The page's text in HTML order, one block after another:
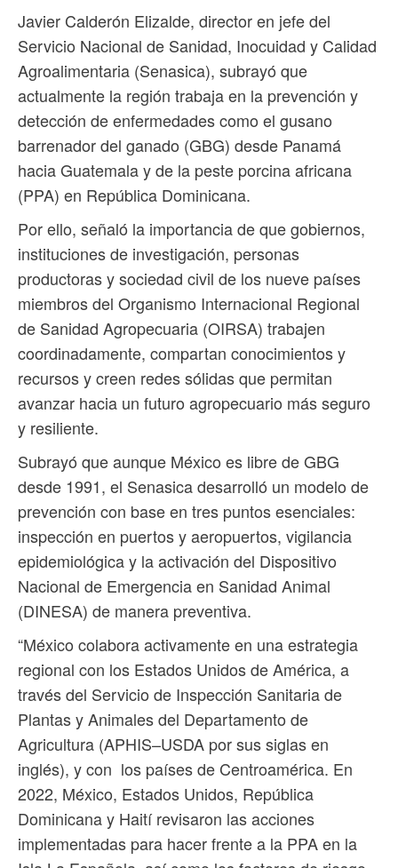
Javier Calderón Elizalde, director en jefe del
Servicio Nacional de Sanidad, Inocuidad y Calidad
Agroalimentaria (Senasica), subrayó que
actualmente la región trabaja en la prevención y
detección de enfermedades como el gusano
barrenador del ganado (GBG) desde Panamá
hacia Guatemala y de la peste porcina africana
(PPA) en República Dominicana.
Por ello, señaló la importancia de que gobiernos,
instituciones de investigación, personas
productoras y sociedad civil de los nueve países
miembros del Organismo Internacional Regional
de Sanidad Agropecuaria (OIRSA) trabajen
coordinadamente, compartan conocimientos y
recursos y creen redes sólidas que permitan
avanzar hacia un futuro agropecuario más seguro
y resiliente.
Subrayó que aunque México es libre de GBG
desde 1991, el Senasica desarrolló un modelo de
prevención con base en tres puntos esenciales:
inspección en puertos y aeropuertos, vigilancia
epidemiológica y la activación del Dispositivo
Nacional de Emergencia en Sanidad Animal
(DINESA) de manera preventiva.
“México colabora activamente en una estrategia
regional con los Estados Unidos de América, a
través del Servicio de Inspección Sanitaria de
Plantas y Animales del Departamento de
Agricultura (APHIS–USDA por sus siglas en
inglés), y con los países de Centroamérica. En
2022, México, Estados Unidos, República
Dominicana y Haití revisaron las acciones
implementadas para hacer frente a la PPA en la